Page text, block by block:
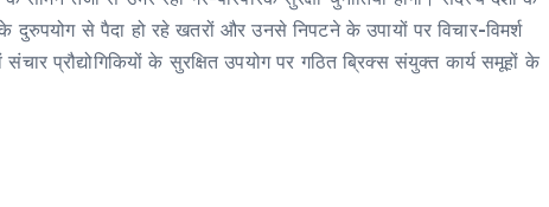
दुरुपयोग से पैदा हो रहे खतरों और उनसे निपटने के उपायों पर विचार-विमर्श
प्रौद्योगिकियों के सुरक्षित उपयोग पर गठित ब्रिक्स संयुक्त कार्य समूहों के